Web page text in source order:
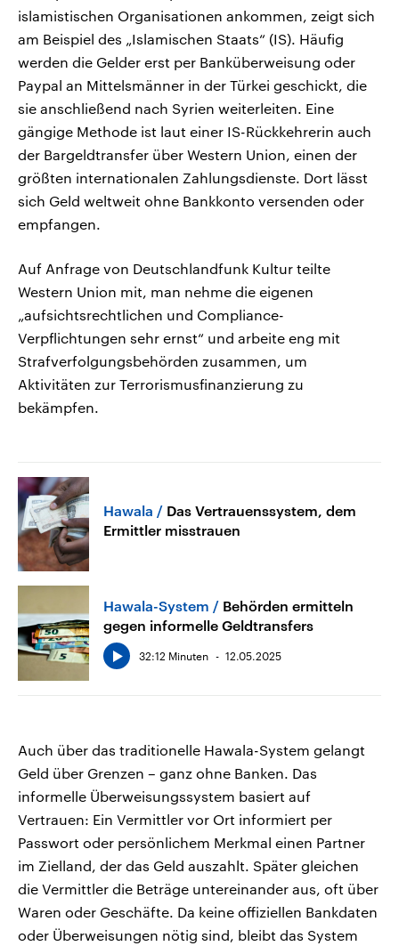
islamistischen Organisationen ankommen, zeigt sich
am Beispiel des „Islamischen Staats“ (IS). Häufig
werden die Gelder erst per Banküberweisung oder
Paypal an Mittelsmänner in der Türkei geschickt, die
sie anschließend nach Syrien weiterleiten. Eine
gängige Methode ist laut einer IS-Rückkehrerin auch
der Bargeldtransfer über Western Union, einen der
größten internationalen Zahlungsdienste. Dort lässt
sich Geld weltweit ohne Bankkonto versenden oder
empfangen.
Auf Anfrage von Deutschlandfunk Kultur teilte
Western Union mit, man nehme die eigenen
„aufsichtsrechtlichen und Compliance-
Verpflichtungen sehr ernst“ und arbeite eng mit
Strafverfolgungsbehörden zusammen, um
Aktivitäten zur Terrorismusfinanzierung zu
bekämpfen.
Hawala
Das Vertrauenssystem, dem
Ermittler misstrauen
Hawala-System
Behörden ermitteln
gegen informelle Geldtransfers
32:12 Minuten 12.05.2025
Auch über das traditionelle Hawala-System gelangt
Geld über Grenzen – ganz ohne Banken. Das
informelle Überweisungssystem basiert auf
Vertrauen: Ein Vermittler vor Ort informiert per
Passwort oder persönlichem Merkmal einen Partner
im Zielland, der das Geld auszahlt. Später gleichen
die Vermittler die Beträge untereinander aus, oft über
Waren oder Geschäfte. Da keine offiziellen Bankdaten
oder Überweisungen nötig sind, bleibt das System